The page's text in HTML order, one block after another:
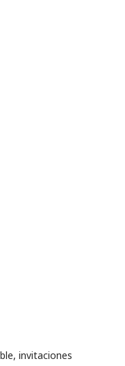
invitaciones